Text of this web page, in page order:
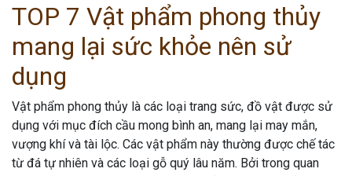
TOP 7 Vật phẩm phong thủy
mang lại sức khỏe nên sử
dụng
Vật phẩm phong thủy là các loại trang sức, đồ vật được sử
dụng với mục đích cầu mong bình an, mang lại may mắn,
vượng khí và tài lộc. Các vật phẩm này thường được chế tác
từ đá tự nhiên và các loại gỗ quý lâu năm. Bởi trong quan